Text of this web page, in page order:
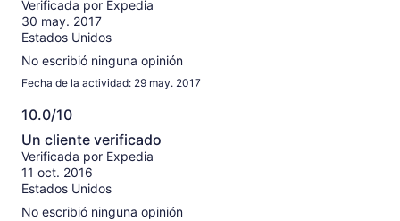
10
Verificada por Expedia
30 may. 2017
Estados Unidos
No escribió ninguna opinión
Fecha de la actividad: 29 may. 2017
10.0/10
10.0
de
10
Un cliente verificado
Verificada por Expedia
11 oct. 2016
Estados Unidos
No escribió ninguna opinión